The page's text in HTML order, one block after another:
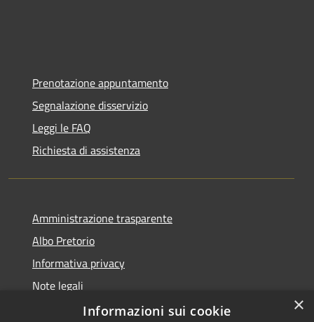
Prenotazione appuntamento
Segnalazione disservizio
Leggi le FAQ
Richiesta di assistenza
Amministrazione trasparente
Albo Pretorio
Informativa privacy
Note legali
Dichiarazione di accessibilità
×
Informazioni sui cookie